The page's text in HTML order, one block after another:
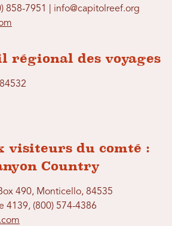
858-7951 | info@capitolreef.org
régional des voyages
visiteurs du comté :
Country
490, Monticello, 84535
4139, (800) 574-4386